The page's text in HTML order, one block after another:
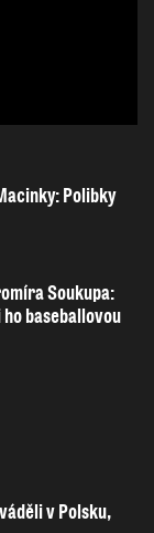
Polibky
Soukupa:
baseballovou
v Polsku,